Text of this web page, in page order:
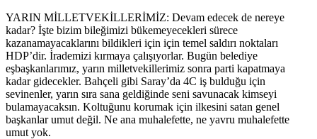
YARIN MİLLETVEKİLLERİMİZ: Devam edecek de nereye
kadar? İşte bizim bileğimizi bükemeyecekleri sürece
kazanamayacaklarını bildikleri için için temel saldırı noktaları
HDP’dir. İrademizi kırmaya çalışıyorlar. Bugün belediye
eşbaşkanlarımız, yarın milletvekillerimiz sonra parti kapatmaya
kadar gidecekler. Bahçeli gibi Saray’da 4C iş bulduğu için
sevinenler, yarın sıra sana geldiğinde seni savunacak kimseyi
bulamayacaksın. Koltuğunu korumak için ilkesini satan genel
başkanlar umut değil. Ne ana muhalefette, ne yavru muhalefette
umut yok.